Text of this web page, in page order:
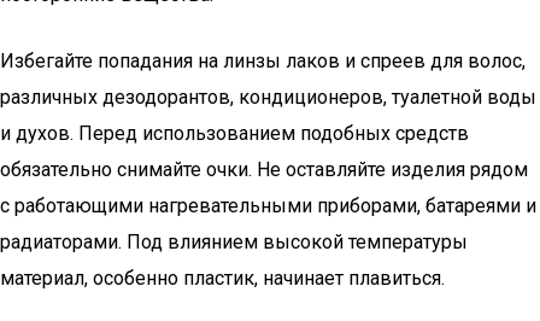
Избегайте попадания на линзы лаков и спреев для волос,
различных дезодорантов, кондиционеров, туалетной воды
и духов. Перед использованием подобных средств
обязательно снимайте очки. Не оставляйте изделия рядом
с работающими нагревательными приборами, батареями и
радиаторами. Под влиянием высокой температуры
материал, особенно пластик, начинает плавиться.